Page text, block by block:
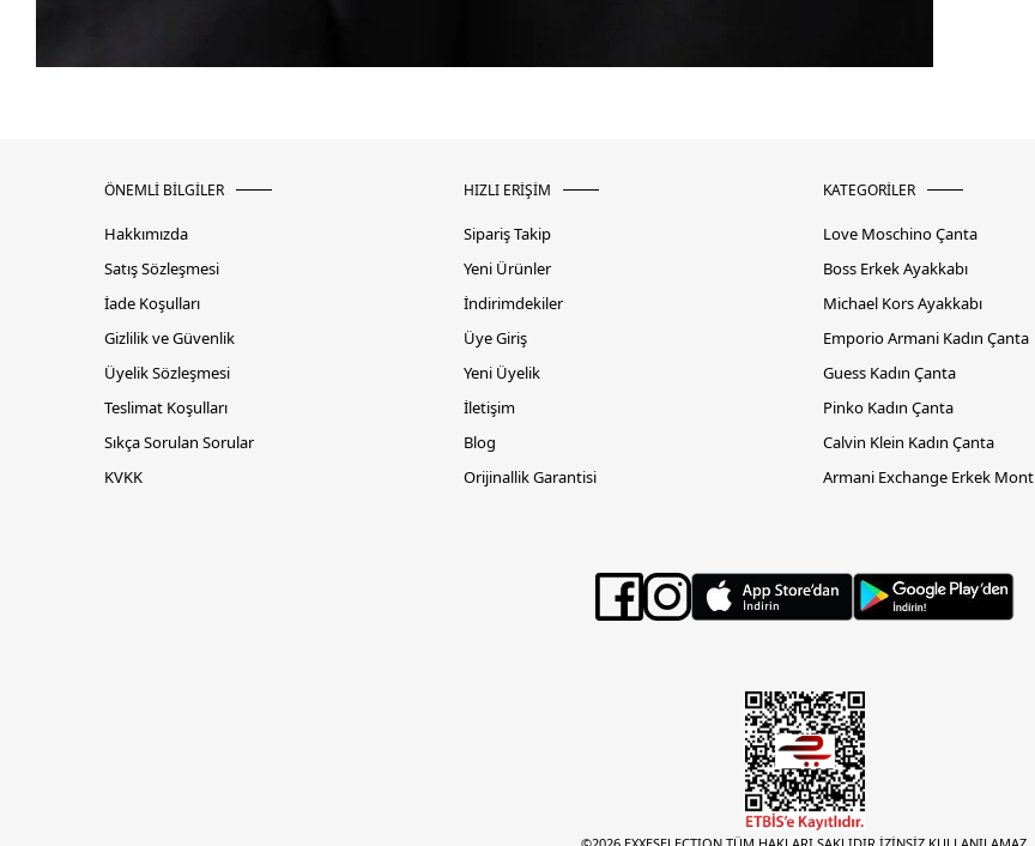
ÖNEMLİ BİLGİLER
Hakkımızda
Satış Sözleşmesi
İade Koşulları
Gizlilik ve Güvenlik
Üyelik Sözleşmesi
Teslimat Koşulları
Sıkça Sorulan Sorular
KVKK
HIZLI ERİŞİM
Sipariş Takip
Yeni Ürünler
İndirimdekiler
Üye Giriş
Yeni Üyelik
İletişim
Blog
Orijinallik Garantisi
KATEGORİLER
Love Moschino Çanta
Boss Erkek Ayakkabı
Michael Kors Ayakkabı
Emporio Armani Kadın Çanta
Guess Kadın Çanta
Pinko Kadın Çanta
Calvin Klein Kadın Çanta
Armani Exchange Erkek Mont